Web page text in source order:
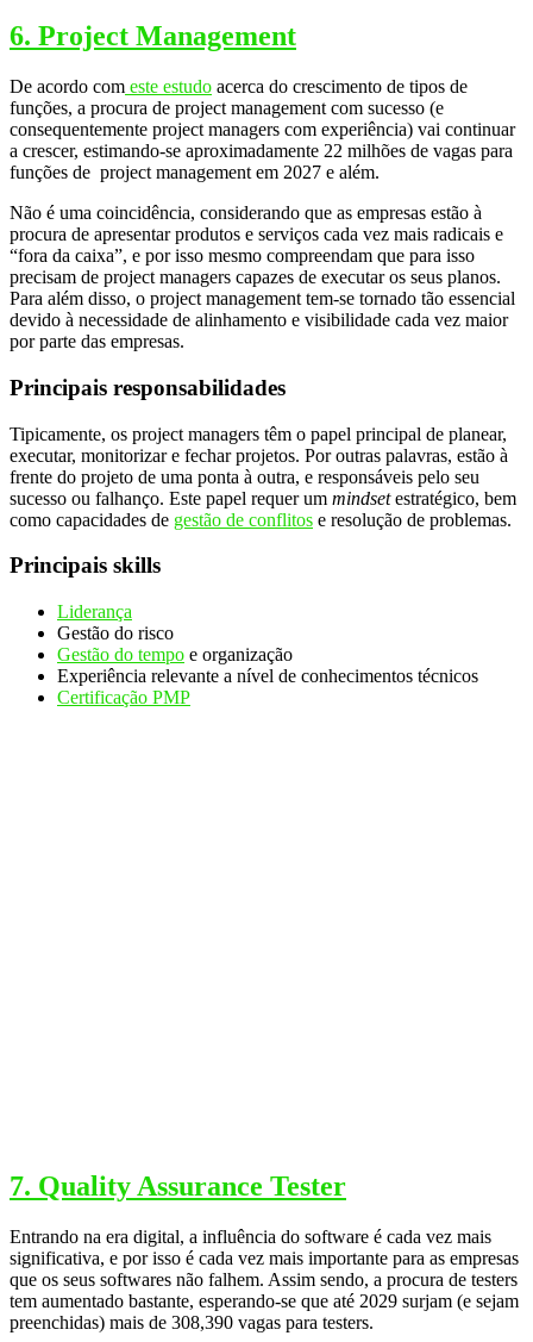
6. Project Management
De acordo com este estudo acerca do crescimento de tipos de
funções, a procura de project management com sucesso (e
consequentemente project managers com experiência) vai continuar
a crescer, estimando-se aproximadamente 22 milhões de vagas para
funções de project management em 2027 e além.
Não é uma coincidência, considerando que as empresas estão à
procura de apresentar produtos e serviços cada vez mais radicais e
“fora da caixa”, e por isso mesmo compreendam que para isso
precisam de project managers capazes de executar os seus planos.
Para além disso, o project management tem-se tornado tão essencial
devido à necessidade de alinhamento e visibilidade cada vez maior
por parte das empresas.
Principais responsabilidades
Tipicamente, os project managers têm o papel principal de planear,
executar, monitorizar e fechar projetos. Por outras palavras, estão à
frente do projeto de uma ponta à outra, e responsáveis pelo seu
sucesso ou falhanço. Este papel requer um mindsetestratégico, bem
como capacidades de gestão de conflitos e resolução de problemas.
Principais skills
Liderança
Gestão do risco
Gestão do tempo e organização
Experiência relevante a nível de conhecimentos técnicos
Certificação PMP
7. Quality Assurance Tester
Entrando na era digital, a influência do software é cada vez mais
significativa, e por isso é cada vez mais importante para as empresas
que os seus softwares não falhem. Assim sendo, a procura de testers
tem aumentado bastante, esperando-se que até 2029 surjam (e sejam
preenchidas) mais de 308,390 vagas para testers.